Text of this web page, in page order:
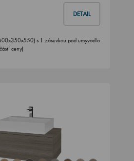
DETAIL
s 1 zásuvkou pod umyvadlo
ceny)